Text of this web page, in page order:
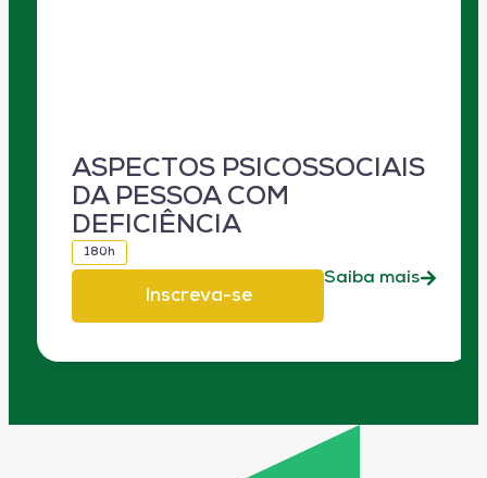
ASPECTOS PSICOSSOCIAIS
DA PESSOA COM
DEFICIÊNCIA
180h
Inscreva-se
Saiba mais